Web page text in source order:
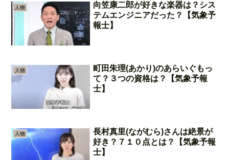
人物
向笠康二郎が好きな楽器は？シス
テムエンジニアだった？【気象予
報士】
人物
町田朱理(あかり)のあらいぐもっ
て？３つの資格は？【気象予報
士】
人物
長村真里(ながむら)さんは絶景が
好き？７１０点とは？【気象予報
士】